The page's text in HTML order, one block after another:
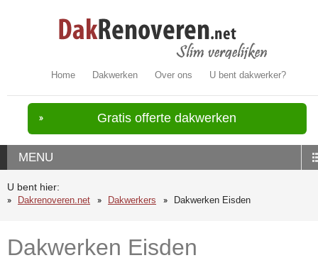
Home Dakwerken Over ons U bent dakwerker?
Gratis offerte dakwerken
MENU
U bent hier:
Dakrenoveren.net
Dakwerkers Dakwerken Eisden
Dakwerken Eisden